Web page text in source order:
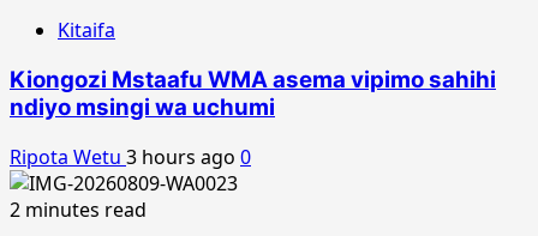
Kitaifa
Kiongozi Mstaafu WMA asema vipimo sahihi
ndiyo msingi wa uchumi
Ripota Wetu 3 hours ago 0
2 minutes read